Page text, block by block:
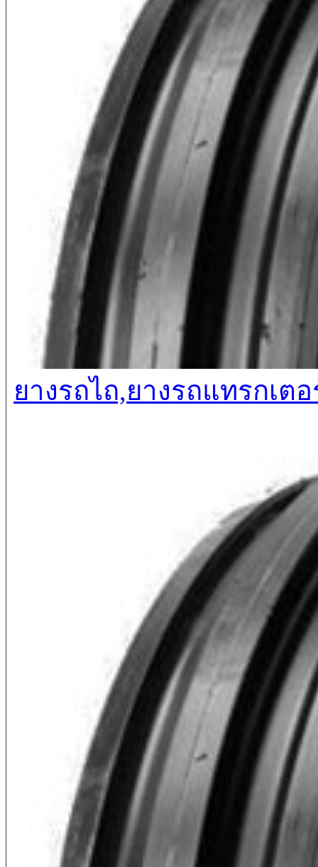
ยางรถไถ,ยางรถแทรกเตอ